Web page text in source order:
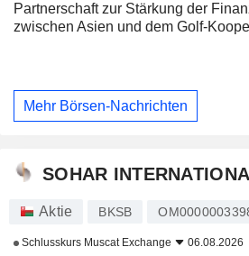
Partnerschaft zur Stärkung der
zwischen Asien und dem Golf-
Mehr Börsen-Nachrichten
SOHAR
Aktie BKSB
Schlusskurs Muscat Exchange 06.08.2026